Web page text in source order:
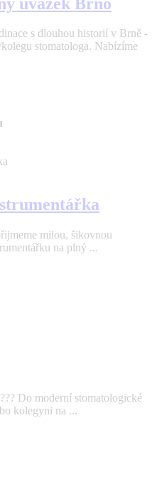
s dlouhou historií v Brně -
stomatologa. Nabízíme
milou, šikovnou
na plný ...
Do moderní stomatologické
kolegyni na ...